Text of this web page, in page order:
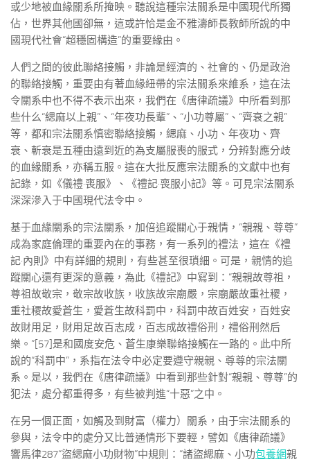
或少地被血緣關系所掩映。聽說這種宗法關系是中國現代所獨
佔，世界其他國卻無，這或許恰是金不雅濤師長教師所說的中
國現代社會“超穩固構造”的重要緣由。
人們之間的彼此聯絡接觸，非論是經濟的、社會的、仍是政治
的聯絡接觸，重要由有著血緣紐帶的宗法關系來維系，這在法
令關系中也不得不表示出來，我們在《唐律疏議》中所看到那
些什么“緦麻以上親”、“年夜功長輩”、“小功尊屬”、“齊衰之親”
等，都和宗法關系慎密聯絡接觸，緦麻、小功、年夜功、齊
衰、斬衰是五種由遠到近的為支屬服喪的服式，分辨對應分歧
的血緣關系，亦稱五服。這在大批反應宗法關系的文獻中也有
記錄，如《儀禮·喪服》、《禮記·喪服小記》等。可見宗法關系
深深滲入于中國現代法令中。
基于血緣關系的宗法關系，加倍追蹤關心于親情，“親親、尊尊”
成為家庭倫理的重要內在的事務，有一系列的禮法，這在《禮
記·內則》中有詳細的規則，有些甚至很瑣細。可是，親情的追
蹤關心還有更深的意義，為此《禮記》中寫到：“親親故尊祖，
尊祖故敬宗，敬宗故收族，收族故宗廟嚴，宗廟嚴故重社稷，
重社稷故愛蒼生，愛蒼生故科罰中，科罰中故百姓安，百姓安
故財用足，財用足故百志成，百志成故禮俗刑，禮俗刑然后
樂。”[57]是和國度安危、蒼生康樂聯絡接觸在一路的。此中所
說的“科罰中”，系指在法令中必定要遵守親親、尊尊的宗法關
系。是以，我們在《唐律疏議》中看到那些針對“親親、尊尊”的
犯法，處分都重得多，有些被判進“十惡”之中。
在另一個正面，如觸及到財富（權力）關系，由于宗法關系的
參與，法令中的處分又比普通情形下要輕，譬如《唐律疏議》
響馬律287“盜緦麻小功財物”中規則：“諸盜緦麻、小功包養網親